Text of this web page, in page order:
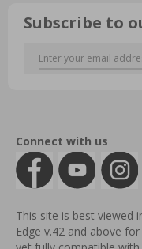
Subscribe to
Connect with us
This site is best viewed
Edge v.42 and above